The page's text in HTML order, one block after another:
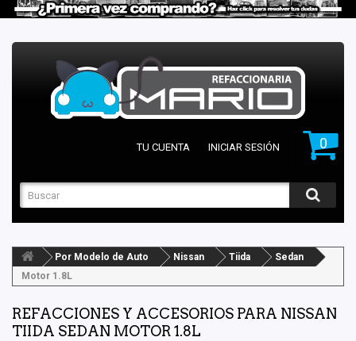
0
TU CUENTA INICIAR SESIÓN
Por Modelo de Auto Nissan Tiida
Sedan
Motor 1.8L
REFACCIONES Y ACCESORIOS PARA NISSAN
TIIDA SEDAN MOTOR 1.8L